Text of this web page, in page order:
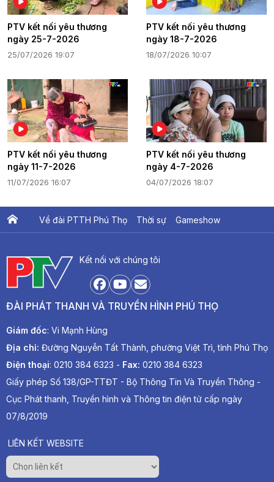
PTV kết nối yêu thương
ngày 25-7-2026
25/07/2026 19:07
PTV kết nối yêu thương
ngày 18-7-2026
18/07/2026 10:07
PTV kết nối yêu thương
ngày 11-7-2026
11/07/2026 16:07
PTV kết nối yêu thương
ngày 4-7-2026
04/07/2026 18:07
Về đài PTTH Phú Thọ Thời sự Gameshow
Kết nối với chúng tôi
ĐÀI PHÁT THANH VÀ TRUYỀN HÌNH PHÚ THỌ
Giám đốc: Vi Mạnh Hùng
Địa chỉ: Đường Nguyễn Tất Thành, phường Việt Trì, tỉnh Phú Thọ
Điện thoại: 0210 384 6323 - Fax: 0210 384 6323
Giấy phép Số 138/GP-TTĐT - Bộ Thông Tin Và Truyền Thông -
Cục Phát thanh, Truyền hình và Thông tin điện tử cấp ngày
07/8/2019
LIÊN KẾT WEBSITE